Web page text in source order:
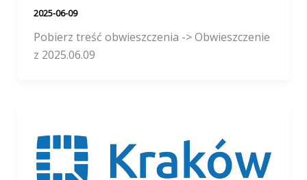
2025-06-09
Pobierz treść obwieszczenia -> Obwieszczenie
z 2025.06.09